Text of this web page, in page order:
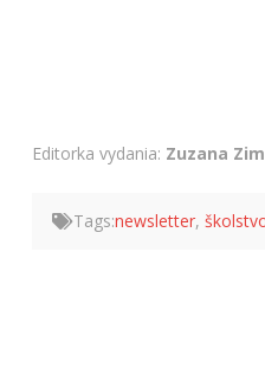
Editorka vydania: Zuzana
Tags:newsletter,